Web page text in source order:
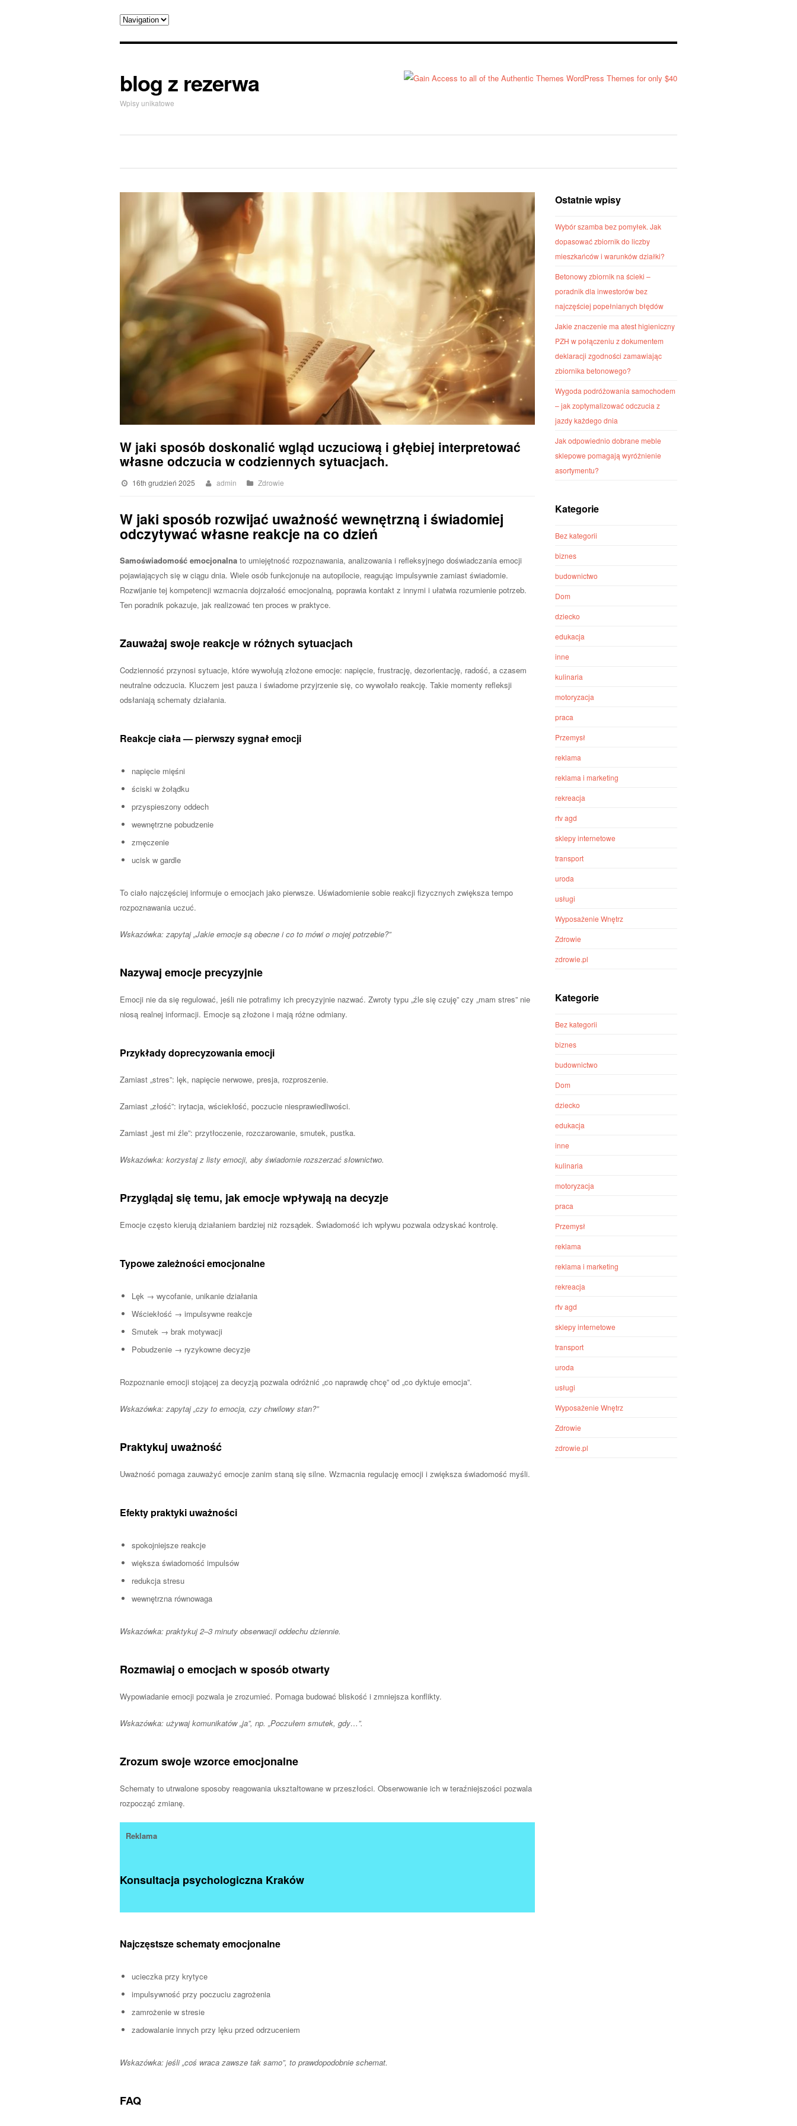
blog z rezerwa
Wpisy unikatowe
W jaki sposób doskonalić wgląd uczuciową i głębiej interpretować
własne odczucia w codziennych sytuacjach.
16th grudzień 2025 admin Zdrowie
W jaki sposób rozwijać uważność wewnętrzną i świadomiej
odczytywać własne reakcje na co dzień
Samoświadomość emocjonalna to umiejętność rozpoznawania, analizowania i refleksyjnego doświadczania emocji
pojawiających się w ciągu dnia. Wiele osób funkcjonuje na autopilocie, reagując impulsywnie zamiast świadomie.
Rozwijanie tej kompetencji wzmacnia dojrzałość emocjonalną, poprawia kontakt z innymi i ułatwia rozumienie potrzeb.
Ten poradnik pokazuje, jak realizować ten proces w praktyce.
Zauważaj swoje reakcje w różnych sytuacjach
Codzienność przynosi sytuacje, które wywołują złożone emocje: napięcie, frustrację, dezorientację, radość, a czasem
neutralne odczucia. Kluczem jest pauza i świadome przyjrzenie się, co wywołało reakcję. Takie momenty refleksji
odsłaniają schematy działania.
Reakcje ciała — pierwszy sygnał emocji
napięcie mięśni
ściski w żołądku
przyspieszony oddech
wewnętrzne pobudzenie
zmęczenie
ucisk w gardle
To ciało najczęściej informuje o emocjach jako pierwsze. Uświadomienie sobie reakcji fizycznych zwiększa tempo
rozpoznawania uczuć.
Wskazówka: zapytaj „Jakie emocje są obecne i co to mówi o mojej potrzebie?”
Nazywaj emocje precyzyjnie
Emocji nie da się regulować, jeśli nie potrafimy ich precyzyjnie nazwać. Zwroty typu „źle się czuję” czy „mam stres” nie
niosą realnej informacji. Emocje są złożone i mają różne odmiany.
Przykłady doprecyzowania emocji
Zamiast „stres”: lęk, napięcie nerwowe, presja, rozproszenie.
Zamiast „złość”: irytacja, wściekłość, poczucie niesprawiedliwości.
Zamiast „jest mi źle”: przytłoczenie, rozczarowanie, smutek, pustka.
Wskazówka: korzystaj z listy emocji, aby świadomie rozszerzać słownictwo.
Przyglądaj się temu, jak emocje wpływają na decyzje
Emocje często kierują działaniem bardziej niż rozsądek. Świadomość ich wpływu pozwala odzyskać kontrolę.
Typowe zależności emocjonalne
Lęk → wycofanie, unikanie działania
Wściekłość → impulsywne reakcje
Smutek → brak motywacji
Pobudzenie → ryzykowne decyzje
Rozpoznanie emocji stojącej za decyzją pozwala odróżnić „co naprawdę chcę” od „co dyktuje emocja”.
Wskazówka: zapytaj „czy to emocja, czy chwilowy stan?”
Praktykuj uważność
Uważność pomaga zauważyć emocje zanim staną się silne. Wzmacnia regulację emocji i zwiększa świadomość myśli.
Efekty praktyki uważności
spokojniejsze reakcje
większa świadomość impulsów
redukcja stresu
wewnętrzna równowaga
Wskazówka: praktykuj 2–3 minuty obserwacji oddechu dziennie.
Rozmawiaj o emocjach w sposób otwarty
Wypowiadanie emocji pozwala je zrozumieć. Pomaga budować bliskość i zmniejsza konflikty.
Wskazówka: używaj komunikatów „ja”, np. „Poczułem smutek, gdy…”.
Zrozum swoje wzorce emocjonalne
Schematy to utrwalone sposoby reagowania ukształtowane w przeszłości. Obserwowanie ich w teraźniejszości pozwala
rozpocząć zmianę.
Reklama
Konsultacja psychologiczna Kraków
Najczęstsze schematy emocjonalne
ucieczka przy krytyce
impulsywność przy poczuciu zagrożenia
zamrożenie w stresie
zadowalanie innych przy lęku przed odrzuceniem
Wskazówka: jeśli „coś wraca zawsze tak samo”, to prawdopodobnie schemat.
FAQ
Ostatnie wpisy
Wybór szamba bez pomyłek. Jak
dopasować zbiornik do liczby
mieszkańców i warunków działki?
Betonowy zbiornik na ścieki –
poradnik dla inwestorów bez
najczęściej popełnianych błędów
Jakie znaczenie ma atest higieniczny
PZH w połączeniu z dokumentem
deklaracji zgodności zamawiając
zbiornika betonowego?
Wygoda podróżowania samochodem
– jak zoptymalizować odczucia z
jazdy każdego dnia
Jak odpowiednio dobrane meble
sklepowe pomagają wyróżnienie
asortymentu?
Kategorie
Bez kategorii
biznes
budownictwo
Dom
dziecko
edukacja
inne
kulinaria
motoryzacja
praca
Przemysł
reklama
reklama i marketing
rekreacja
rtv agd
sklepy internetowe
transport
uroda
usługi
Wyposażenie Wnętrz
Zdrowie
zdrowie.pl
Kategorie
Bez kategorii
biznes
budownictwo
Dom
dziecko
edukacja
inne
kulinaria
motoryzacja
praca
Przemysł
reklama
reklama i marketing
rekreacja
rtv agd
sklepy internetowe
transport
uroda
usługi
Wyposażenie Wnętrz
Zdrowie
zdrowie.pl